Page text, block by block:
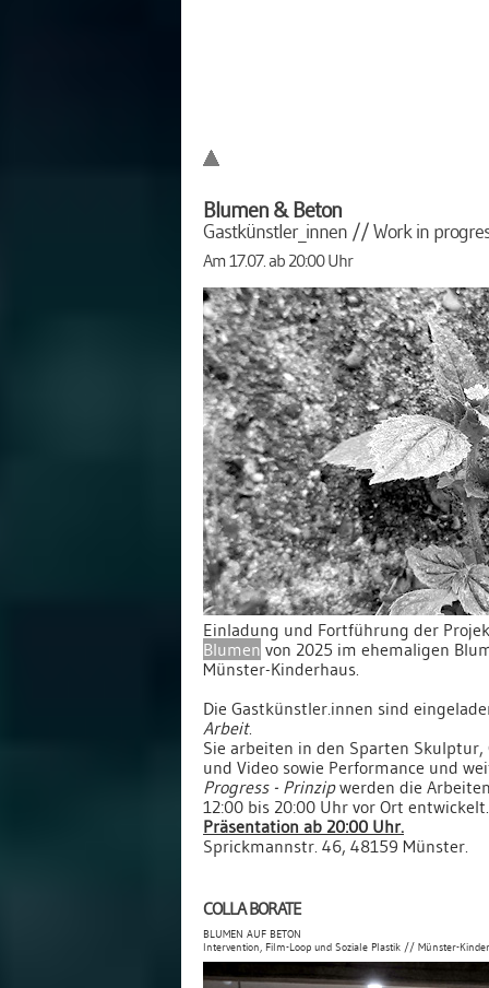
Blumen & Beton
Gastkünstler_innen // Work in
Am 17.07. ab 20:00 Uhr
Einladung und Fortführung der
Blumen von 2025 im ehemaligen
Münster-Kinderhaus.
Die Gastkünstler.innen sind
Arbeit.
Sie arbeiten in den Sparten Skulptur,
und Video sowie Performance und
Progress - Prinzipwerden die
12:00 bis 20:00 Uhr vor Ort entwickelt.
Präsentation ab 20:00 Uhr.
Sprickmannstr. 46, 48159 Münster.
COLLA BORATE
BLUMEN AUF BETON
Intervention, Film-Loop und Soziale Plastik // Münster-